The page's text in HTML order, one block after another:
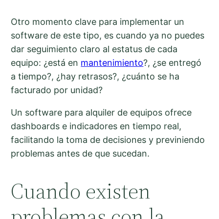
Otro momento clave para implementar un
software de este tipo, es cuando ya no puedes
dar seguimiento claro al estatus de cada
equipo: ¿está en mantenimiento?, ¿se entregó
a tiempo?, ¿hay retrasos?, ¿cuánto se ha
facturado por unidad?
Un software para alquiler de equipos ofrece
dashboards e indicadores en tiempo real,
facilitando la toma de decisiones y previniendo
problemas antes de que sucedan.
Cuando existen